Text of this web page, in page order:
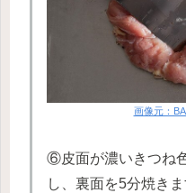
画像元：
⑥皮面が濃いきつね
し、裏面を5分焼きま